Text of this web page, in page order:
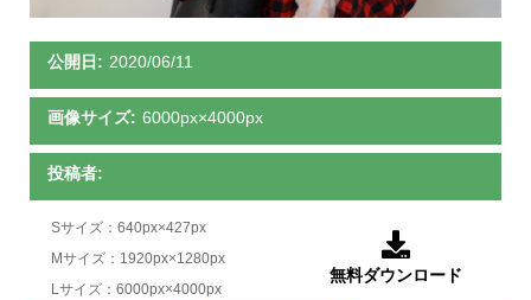
公開日: 2020/06/11
画像サイズ: 6000px×4000px
投稿者:
Sサイズ：640px×427px
Mサイズ：1920px×1280px
Lサイズ：6000px×4000px

無料ダウンロード